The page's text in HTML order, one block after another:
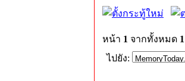
หน้า 1 จากทั้งหมด 1
ไปยัง: